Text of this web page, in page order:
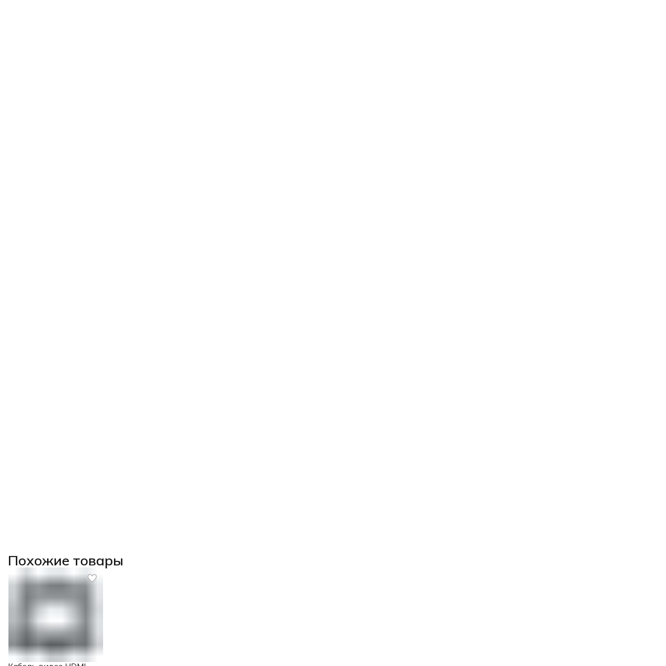
Похожие товары